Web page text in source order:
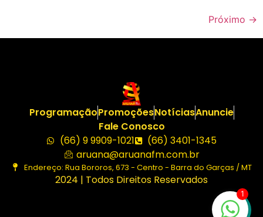
Próximo →
ProgramaçãoPromoçõesNotíciasAnuncie
Fale Conosco
(66) 9 9909-1021
(66) 3401-1345
aruana@aruanafm.com.br
Endereço: Rua Bororos, 673 - Centro - Barra do Garças / MT
2024 | Todos Direitos Reservados
1